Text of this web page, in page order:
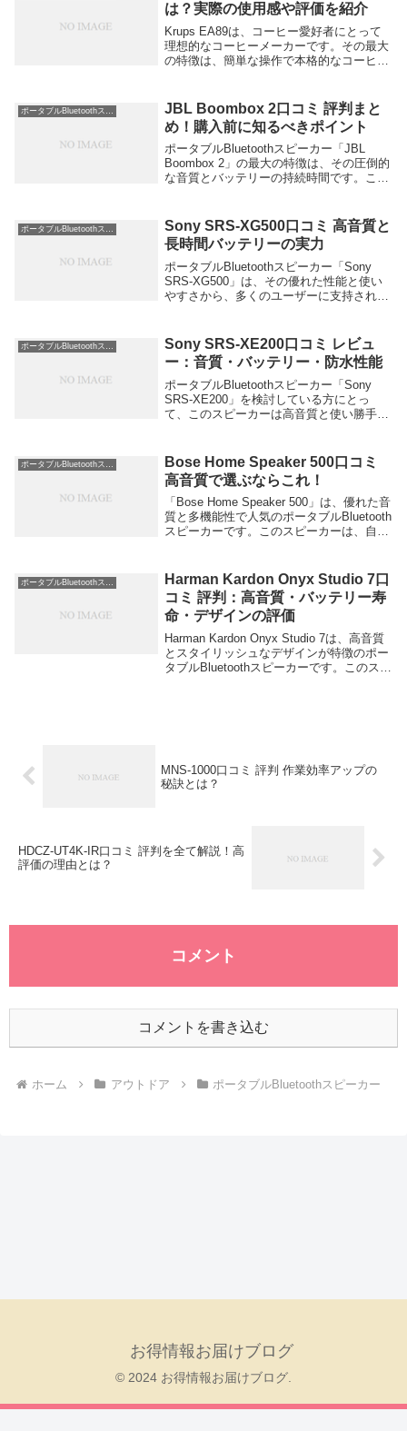
は？実際の使用感や評価を紹介
Krups EA89は、コーヒー愛好者にとって
理想的なコーヒーメーカーです。その最大
の特徴は、簡単な操作で本格的なコーヒー
を楽しめるうえ、クリーン機能が充実して
いる...
JBL Boombox 2口コミ 評判まと
め！購入前に知るべきポイント
ポータブルBluetoothスピーカー「JBL
Boombox 2」の最大の特徴は、その圧倒的
な音質とバッテリーの持続時間です。この
ィーシーンで大活躍します。また、...
Sony SRS-XG500口コミ 高音質と
長時間バッテリーの実力
ポータブルBluetoothスピーカー「Sony
SRS-XG500」は、その優れた性能と使い
やすさから、多くのユーザーに支持されて
水性能も持ち合わせているため、ア...
ポータブルBluetoothスピーカー
Sony SRS-XE200口コミ レビュ
ー：音質・バッテリー・防水性能
ポータブルBluetoothスピーカー「Sony
SRS-XE200」を検討している方にとっ
て、このスピーカーは高音質と使い勝手の
そして防水性能が魅力です。以下に、...
Bose Home Speaker 500口コミ
高音質で選ぶならこれ！
「Bose Home Speaker 500」は、優れた音
質と多機能性で人気のポータブルBluetooth
スピーカーです。このスピーカーは、自宅
です。 「音質が素晴ら...
Harman Kardon Onyx Studio 7口
コミ 評判：高音質・バッテリー寿
命・デザインの評価
Harman Kardon Onyx Studio 7は、高音質
とスタイリッシュなデザインが特徴のポー
タブルBluetoothスピーカーです。このスピ
MNS-1000口コミ 評判 作業効率アップの
秘訣とは？
HDCZ-UT4K-IR口コミ 評判を全て解説！高
評価の理由とは？
コメント
コメントを書き込む
ホーム アウトドア ポータブルBluetoothスピーカー
お得情報お届けブログ
© 2024 お得情報お届けブログ.